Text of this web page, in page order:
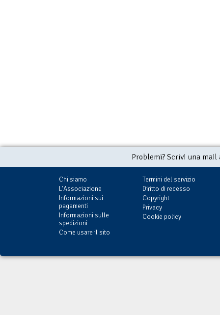
Problemi? Scrivi una
Chi siamo
L'Associazione
Informazioni sui
pagamenti
Informazioni sulle
spedizioni
Come usare il sito
Termini del servizio
Diritto di recesso
Copyright
Privacy
Cookie policy